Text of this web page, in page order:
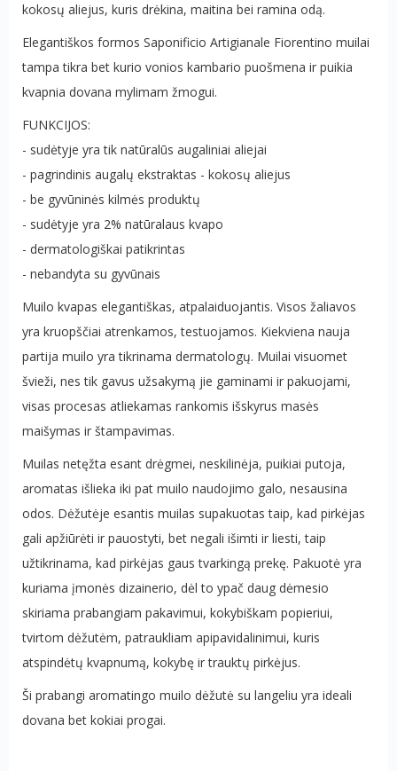
kokosų aliejus, kuris drėkina, maitina bei ramina odą.
Elegantiškos formos Saponificio Artigianale Fiorentino muilai
tampa tikra bet kurio vonios kambario puošmena ir puikia
kvapnia dovana mylimam žmogui.
FUNKCIJOS:
- sudėtyje yra tik natūralūs augaliniai aliejai
- pagrindinis augalų ekstraktas - kokosų aliejus
- be gyvūninės kilmės produktų
- sudėtyje yra 2% natūralaus kvapo
- dermatologiškai patikrintas
- nebandyta su gyvūnais
Muilo kvapas elegantiškas, atpalaiduojantis. Visos žaliavos
yra kruopščiai atrenkamos, testuojamos. Kiekviena nauja
partija muilo yra tikrinama dermatologų. Muilai visuomet
švieži, nes tik gavus užsakymą jie gaminami ir pakuojami,
visas procesas atliekamas rankomis išskyrus masės
maišymas ir štampavimas.
Muilas netęžta esant drėgmei, neskilinėja, puikiai putoja,
aromatas išlieka iki pat muilo naudojimo galo, nesausina
odos. Dėžutėje esantis muilas supakuotas taip, kad pirkėjas
gali apžiūrėti ir pauostyti, bet negali išimti ir liesti, taip
užtikrinama, kad pirkėjas gaus tvarkingą prekę. Pakuotė yra
kuriama įmonės dizainerio, dėl to ypač daug dėmesio
skiriama prabangiam pakavimui, kokybiškam popieriui,
tvirtom dėžutėm, patraukliam apipavidalinimui, kuris
atspindėtų kvapnumą, kokybę ir trauktų pirkėjus.
Ši prabangi aromatingo muilo dėžutė su langeliu yra ideali
dovana bet kokiai progai.